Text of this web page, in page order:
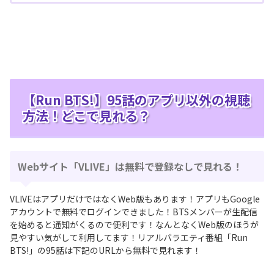
【Run BTS!】95話のアプリ以外の視聴
方法！どこで見れる？
Webサイト「VLIVE」は無料で登録なしで見れる！
VLIVEはアプリだけではなくWeb版もあります！アプリもGoogle
アカウントで無料でログインできました！BTSメンバーが生配信
を始めると通知がくるので便利です！なんとなくWeb版のほうが
見やすい気がして利用してます！リアルバラエティ番組「Run
BTS!」の95話は下記のURLから無料で見れます！